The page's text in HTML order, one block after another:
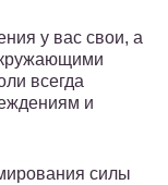
у вас свои, а
всегда
и
силы